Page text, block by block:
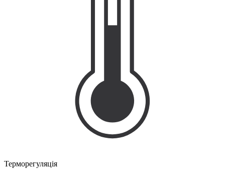
Терморегуляція